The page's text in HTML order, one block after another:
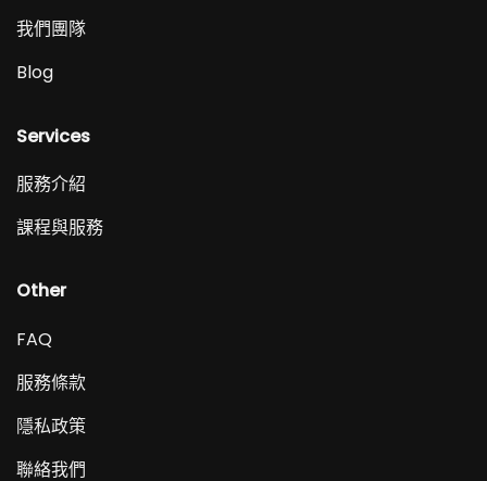
我們團隊
Blog
Services
服務介紹
課程與服務
Other
FAQ
服務條款
隱私政策
聯絡我們